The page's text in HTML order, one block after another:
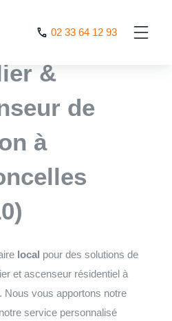
02 33 64 12 93
monte
&
de
à
local pour des solutions de
et ascenseur résidentiel à
Nous vous apportons notre
service personnalisé